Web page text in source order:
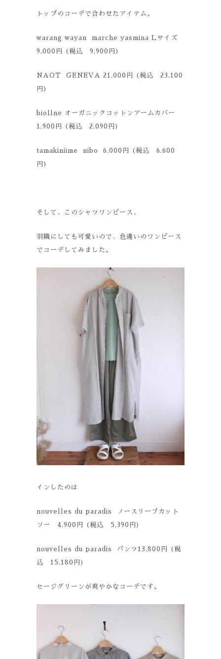
トップのコーデで合わせたアイテム。
warang wayan marche yasmina Lサイズ
9,000円 (税込 9,900円)
NAOT GENEVA 21,000円 (税込 23,100
円)
biollne オーガニックコットンアームカバー
1,900円 (税込 2,090円)
tamakiniime nibo 6,000円 (税込 6,600
円)
そして、このシャツワンピース、
羽織にしても可愛いので、色違いのワンピース
でコーデしてみました。
インしたのは
nouvelles du paradis ノースリーブカット
ソー 4,900円 (税込 5,390円)
nouvelles du paradis パンツ13,800円 (税
込 15,180円)
セージグリーンが爽やかなコーデです。